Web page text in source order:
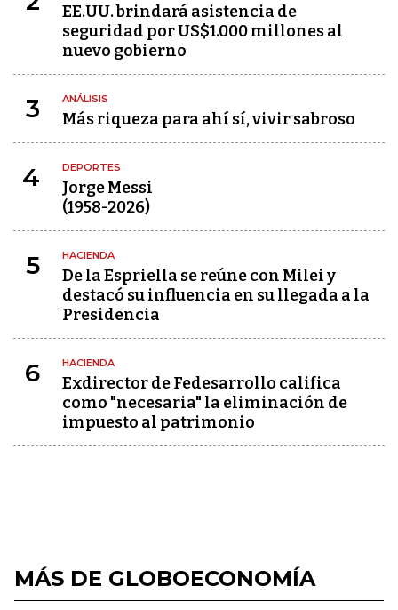
EE.UU. brindará asistencia de
seguridad por US$1.000 millones al
nuevo gobierno
3 ANÁLISIS
Más riqueza para ahí sí, vivir sabroso
4 DEPORTES
Jorge Messi
(1958-2026)
5 HACIENDA
De la Espriella se reúne con Milei y
destacó su influencia en su llegada a la
Presidencia
6 HACIENDA
Exdirector de Fedesarrollo califica
como "necesaria" la eliminación de
impuesto al patrimonio
MÁS DE GLOBOECONOMÍA